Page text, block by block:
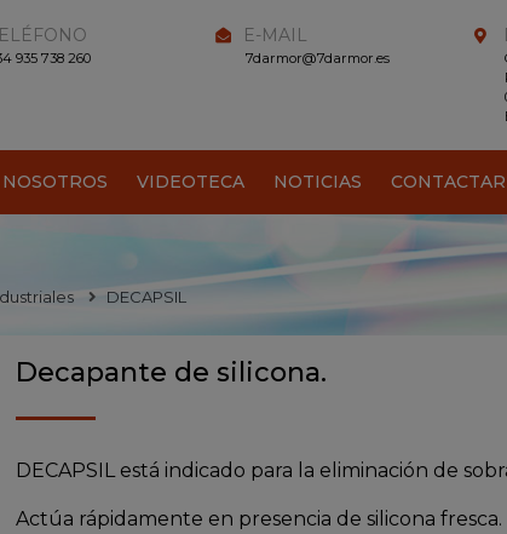
935 738 260
E-MAIL
7darmor@7darmor.es
VIDEOTECA NOTICIAS CONTACTAR
DECAPSIL
Decapante de silicona.
DECAPSIL está indicado para la eliminación de
Actúa rápidamente en presencia de silicona fresca.